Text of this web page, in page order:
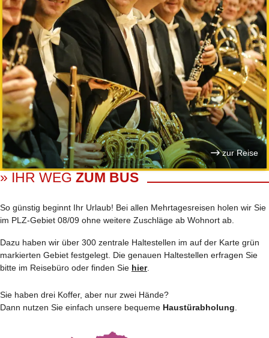
zur Reise
» IHR WEG ZUM BUS
So günstig beginnt Ihr Urlaub! Bei allen Mehrtages­reisen holen wir Sie
im PLZ-Gebiet 08/09 ohne weitere Zuschläge ab Wohnort ab.
Dazu haben wir über 300 zentrale Haltestellen im auf der Karte grün
markierten Gebiet festgelegt. Die genauen Haltestellen erfragen Sie
bitte im Reisebüro oder finden Sie hier.
Sie haben drei Koffer, aber nur zwei Hände?
Dann nutzen Sie einfach unsere bequeme Haustürabholung.